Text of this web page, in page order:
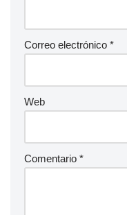
Correo electrónico *
Web
Comentario *